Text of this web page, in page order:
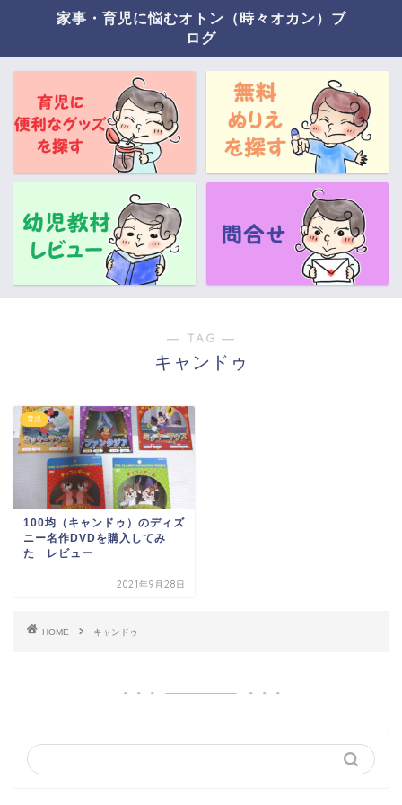
家事・育児に悩むオトン（時々オカン）ブ
ログ
― TAG ―
キャンドゥ
育児
100均（キャンドゥ）のディズ
ニー名作DVDを購入してみ
た レビュー
2021年9月28日
HOME キャンドゥ